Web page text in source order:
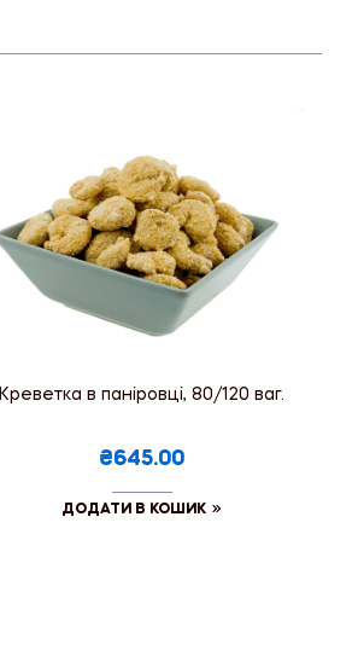
Креветка в паніровці, 80/120 ваг.
₴645.00
ДОДАТИ В КОШИК